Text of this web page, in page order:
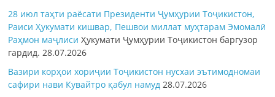
28 июл таҳти раёсати Президенти Ҷумҳурии Тоҷикистон,
Раиси Ҳукумати кишвар, Пешвои миллат муҳтарам Эмомалӣ
Раҳмон маҷлисиҲукумати Ҷумҳурии Тоҷикистон баргузор
гардид.28.07.2026
Вазири корҳои хориҷии Тоҷикистон нусхаи эътимодномаи
сафири нави Кувайтро қабул намуд 28.07.2026